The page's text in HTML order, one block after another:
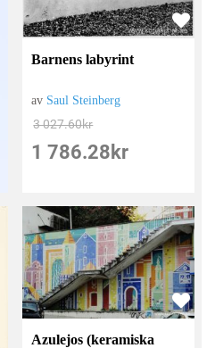
Barnens labyrint
av Saul Steinberg
3 027.60kr
1 786.28 kr
Azulejos (keramiska